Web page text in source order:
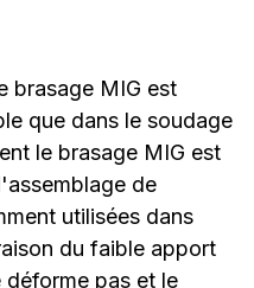
brasage MIG est
que dans le soudage
le brasage MIG est
de
utilisées dans
du faible apport
déforme pas et le